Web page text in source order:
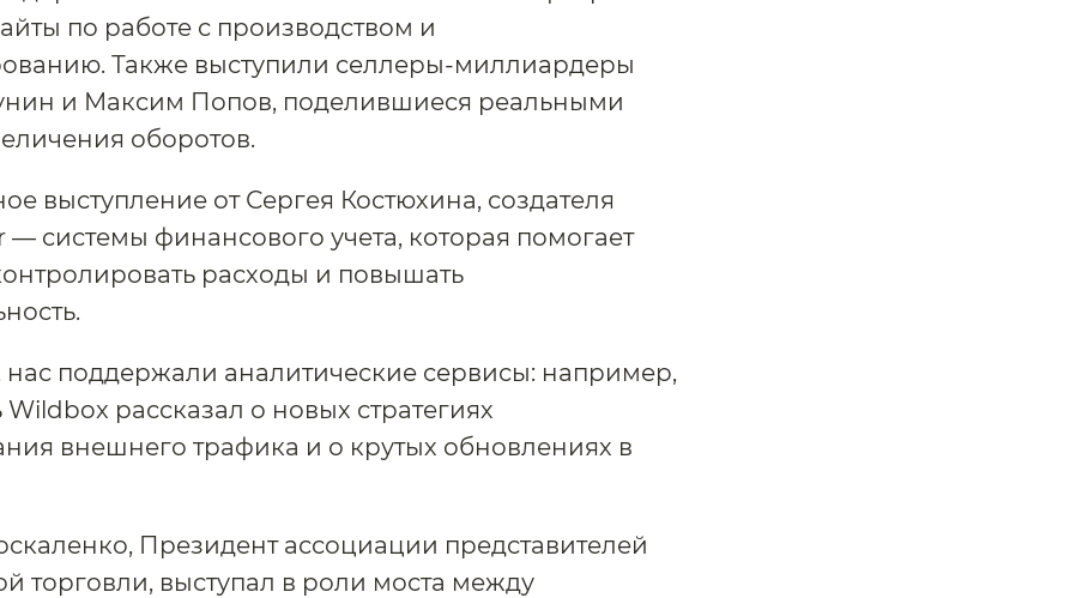
по работе с производством и
Также выступили селлеры-миллиардеры
и Максим Попов, поделившиеся реальными
оборотов.
выступление от Сергея Костюхина, создателя
— системы финансового учета, которая помогает
расходы и повышать
нас поддержали аналитические сервисы: например,
Wildbox рассказал о новых стратегиях
внешнего трафика и о крутых обновлениях в
Президент ассоциации представителей
торговли, выступал в роли моста между